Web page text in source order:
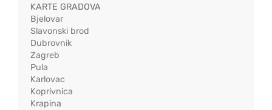
KARTE GRADOVA
Bjelovar
Slavonski brod
Dubrovnik
Zagreb
Pula
Karlovac
Koprivnica
Krapina